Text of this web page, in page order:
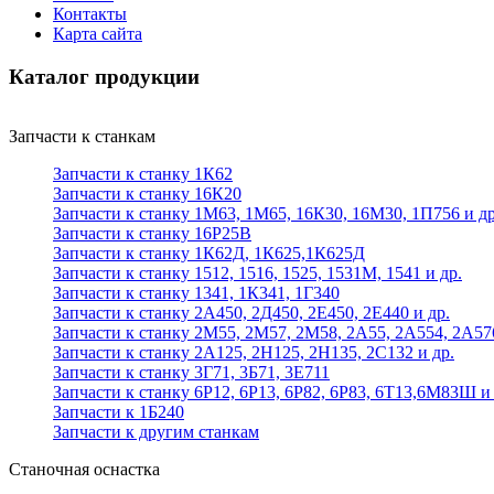
Контакты
Карта сайта
Каталог продукции
Запчасти к станкам
Запчасти к станку 1К62
Запчасти к станку 16К20
Запчасти к станку 1М63, 1М65, 16К30, 16М30, 1П756 и
Запчасти к станку 16Р25В
Запчасти к станку 1К62Д, 1К625,1К625Д
Запчасти к станку 1512, 1516, 1525, 1531М, 1541 и др.
Запчасти к станку 1341, 1К341, 1Г340
Запчасти к станку 2А450, 2Д450, 2Е450, 2Е440 и др.
Запчасти к станку 2М55, 2М57, 2М58, 2А55, 2А554,
Запчасти к станку 2А125, 2Н125, 2Н135, 2С132 и др.
Запчасти к станку 3Г71, 3Б71, 3Е711
Запчасти к станку 6Р12, 6Р13, 6Р82, 6Р83, 6Т13,6М83Ш и
Запчасти к 1Б240
Запчасти к другим станкам
Станочная оснастка